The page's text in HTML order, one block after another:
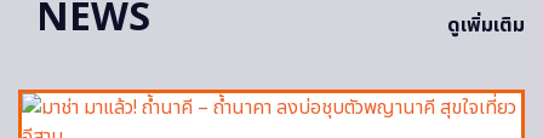
NEWS
ดูเพิ่มเติม